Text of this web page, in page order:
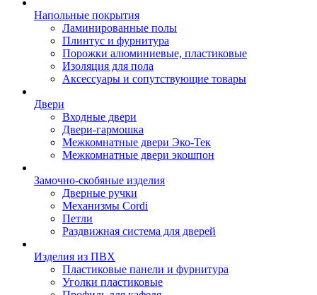
Напольные покрытия
Ламинированные полы
Плинтус и фурнитура
Порожки алюминиевые, пластиковые
Изоляция для пола
Аксессуары и сопутствующие товары
Двери
Входные двери
Двери-гармошка
Межкомнатные двери Эко-Тек
Межкомнатные двери экошпон
Замочно-скобяные изделия
Дверные ручки
Механизмы Cordi
Петли
Раздвижная система для дверей
Изделия из ПВХ
Пластиковые панели и фурнитура
Уголки пластиковые